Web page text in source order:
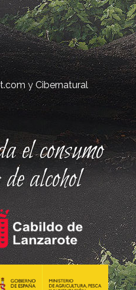
yCibernatural
el consumo
alcohol